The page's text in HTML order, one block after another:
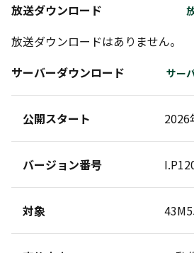
放送ダウンロード
放送ダウンロードはありません。
サーバーダウンロード
サー
公開スタート 2026
バージョン番号
対象